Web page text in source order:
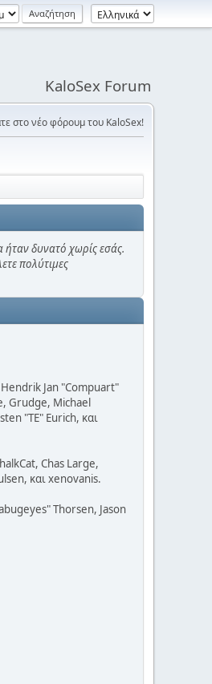
KaloSex Forum
στο νέο φόρουμ του KaloSex!
ήταν δυνατό χωρίς εσάς.
πολύτιμες
Jan "Compuart"
Grudge, Michael
"TE" Eurich, και
Chas Large,
και xenovanis.
Thorsen, Jason